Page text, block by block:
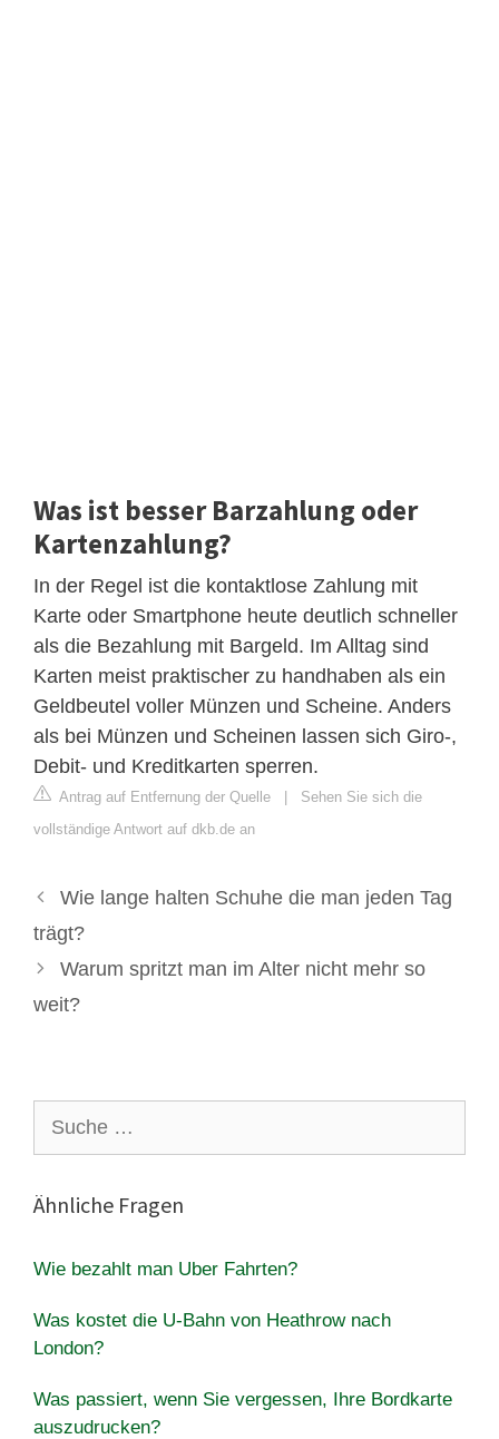
Was ist besser Barzahlung oder
Kartenzahlung?
In der Regel ist die kontaktlose Zahlung mit
Karte oder Smartphone heute deutlich schneller
als die Bezahlung mit Bargeld. Im Alltag sind
Karten meist praktischer zu handhaben als ein
Geldbeutel voller Münzen und Scheine. Anders
als bei Münzen und Scheinen lassen sich Giro-,
Debit- und Kreditkarten sperren.
Antrag auf Entfernung der Quelle | Sehen Sie sich die
vollständige Antwort auf dkb.de an
Wie lange halten Schuhe die man jeden Tag
trägt?
Warum spritzt man im Alter nicht mehr so
weit?
nach:
Ähnliche Fragen
Wie bezahlt man Uber Fahrten?
Was kostet die U-Bahn von Heathrow nach
London?
Was passiert, wenn Sie vergessen, Ihre Bordkarte
auszudrucken?